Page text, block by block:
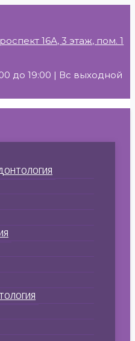
16А, 3 этаж, пом. 1
до 19:00 | Вс выходной